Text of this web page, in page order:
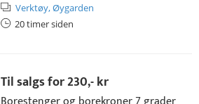
Verktøy,Øygarden
20 timer siden
Til salgs for230,- kr